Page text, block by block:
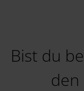
Bist du
den